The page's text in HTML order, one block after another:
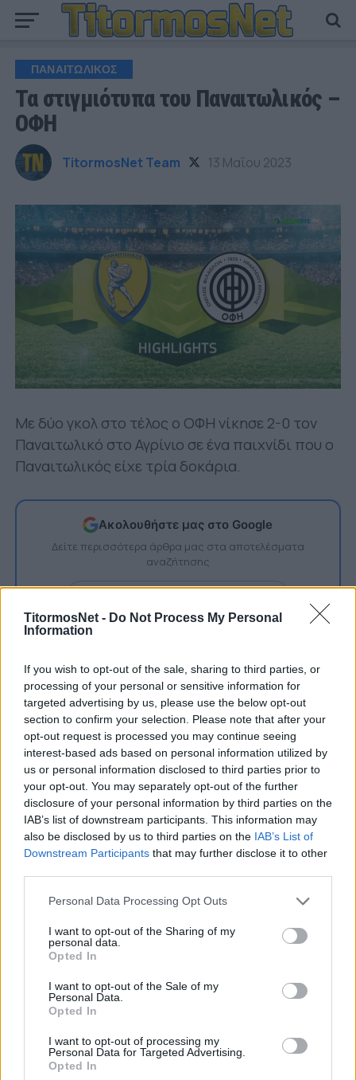
TitormosNet - Do Not Process My Personal
Information
If you wish to opt-out of the sale, sharing to third parties, or
processing of your personal or sensitive information for
targeted advertising by us, please use the below opt-out
section to confirm your selection. Please note that after your
opt-out request is processed you may continue seeing
interest-based ads based on personal information utilized by
us or personal information disclosed to third parties prior to
your opt-out. You may separately opt-out of the further
disclosure of your personal information by third parties on the
IAB’s list of downstream participants. This information may
also be disclosed by us to third parties on the IAB’s List of
Downstream Participants that may further disclose it to other
Personal Data Processing Opt Outs
I want to opt-out of the Sharing of my
personal data.
Opted In
I want to opt-out of the Sale of my
Personal Data.
Opted In
I want to opt-out of processing my
Personal Data for Targeted Advertising.
Opted In
ΠΑΝΑΙΤΩΛΙΚΟΣ
Τα στιγμιότυπα του Παναιτωλικός –
ΟΦΗ
TitormosNet Team 13 Μαΐου 2023
Με δύο γκολ στο τέλος ο ΟΦΗ νίκησε 2-0 τον
Παναιτωλικό στο Αγρίνιο σε ένα παιχνίδι που ο
Παναιτωλικός είχε τρία δοκάρια.
Ακολουθήστε μας στο Google
Δείτε περισσότερα άρθρα μας στα αποτελέσματα
αναζήτησης
ΤΕΛΕΥΤΑΙΑ ΝΕΑ
ΠΑΝΑΙΤΩΛΙΚΟΣ